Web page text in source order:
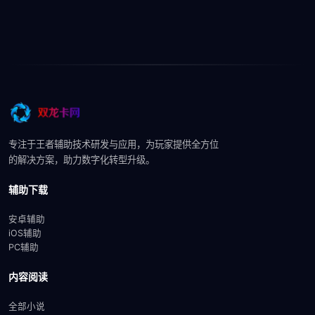
专注于王者辅助技术研发与应用，为玩家提供全方位
的解决方案，助力数字化转型升级。
辅助下载
安卓辅助
iOS辅助
PC辅助
内容阅读
全部小说